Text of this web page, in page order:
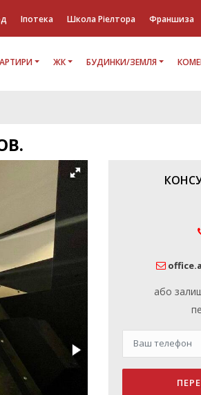
Іпотека Школа Ріелтора Франшиза
ЖК БУДИНКИ/ЗЕМЛЯ
або